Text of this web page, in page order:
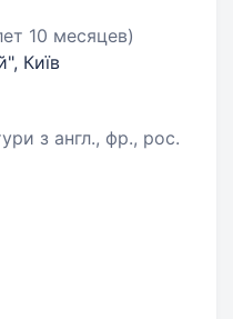
10 месяцев)
Київ
з англ., фр., рос.